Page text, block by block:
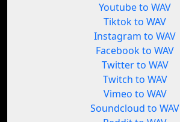
Youtube to WAV
Tiktok to WAV
Instagram to WAV
Facebook to WAV
Twitter to WAV
Twitch to WAV
Vimeo to WAV
Soundcloud to WAV